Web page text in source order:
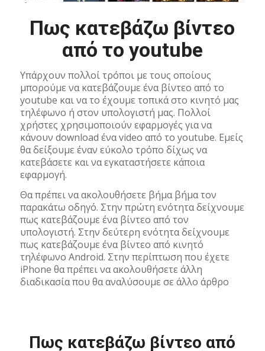
Πως κατεβάζω βίντεο
από το youtube
Υπάρχουν πολλοί τρόποι με τους οποίους
μπορούμε να κατεβάζουμε ένα βίντεο από το
youtube και να το έχουμε τοπικά στο κινητό μας
τηλέφωνο ή στον υπολογιστή μας. Πολλοί
χρήστες χρησιμοποιούν εφαρμογές για να
κάνουν download ένα video από το youtube. Εμείς
θα δείξουμε έναν εύκολο τρόπο δίχως να
κατεβάσετε και να εγκαταστήσετε κάποια
εφαρμογή.
Θα πρέπει να ακολουθήσετε βήμα βήμα τον
παρακάτω οδηγό. Στην πρώτη ενότητα δείχνουμε
πως κατεβάζουμε ένα βίντεο από τον
υπολογιστή. Στην δεύτερη ενότητα δείχνουμε
πως κατεβάζουμε ένα βίντεο από κινητό
τηλέφωνο Android. Στην περίπτωση που έχετε
iPhone θα πρέπει να ακολουθήσετε άλλη
διαδικασία που θα αναλύσουμε σε άλλο άρθρο
Πως κατεβάζω βίντεο από